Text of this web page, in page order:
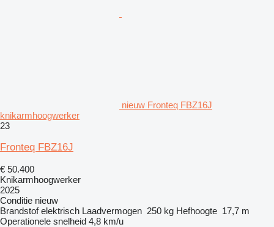
nieuw Fronteq FBZ16J
knikarmhoogwerker
23
Fronteq FBZ16J
€ 50.400
Knikarmhoogwerker
2025
Conditie nieuw
Brandstof elektrisch Laadvermogen 250 kg Hefhoogte 17,7 m
Operationele snelheid 4,8 km/u